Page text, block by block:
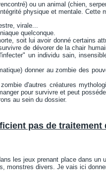
ou un animal (chien,
physique et mentale. Cette
virale...
quelconque.
soit lui avoir donné certains
de dévorer de la chair
un individu sain,
donner au zombie des
d'autres créatures
pour survivre et peut
au sein du dossier.
pas de traitement
les jeux prenant place dans un
monstres divers. Je vais ici